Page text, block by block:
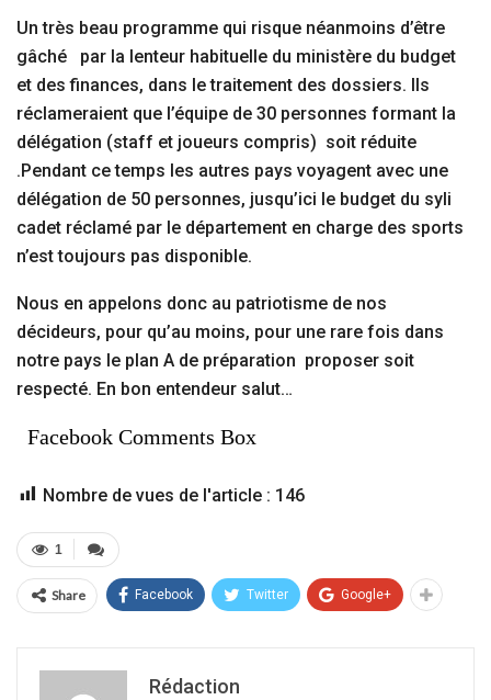
Un très beau programme qui risque néanmoins d’être
gâché par la lenteur habituelle du ministère du budget
et des finances, dans le traitement des dossiers. Ils
réclameraient que l’équipe de 30 personnes formant la
délégation (staff et joueurs compris) soit réduite
.Pendant ce temps les autres pays voyagent avec une
délégation de 50 personnes, jusqu’ici le budget du syli
cadet réclamé par le département en charge des sports
n’est toujours pas disponible.
Nous en appelons donc au patriotisme de nos
décideurs, pour qu’au moins, pour une rare fois dans
notre pays le plan A de préparation proposer soit
respecté. En bon entendeur salut…
Facebook Comments Box
Nombre de vues de l'article : 146
1
Share Facebook Twitter Google+
Rédaction